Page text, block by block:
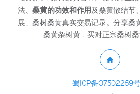
法、 桑黄的功效和作用及桑黄散结节
展、桑树桑黄真实交易记录。分享桑
桑黄杂树黄，买对正宗桑树桑
蜀ICP备07502259